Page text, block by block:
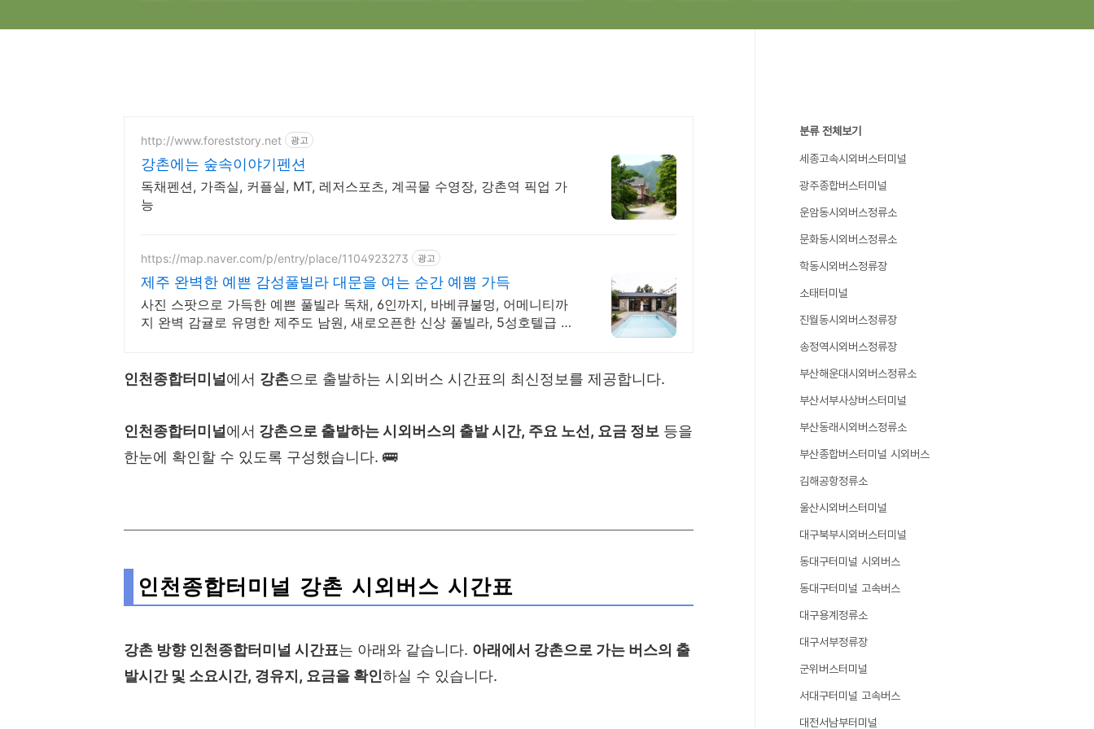
http://www.foreststory.net 광고
강촌에는 숲속이야기펜션
독채펜션, 가족실, 커플실, MT, 레저스포츠, 계곡물 수영장, 강촌역 픽업 가
능
https://map.naver.com/p/entry/place/1104923273 광고
제주 완벽한 예쁜 감성풀빌라 대문을 여는 순간 예쁨 가득
사진 스팟으로 가득한 예쁜 풀빌라 독채, 6인까지, 바베큐불멍, 어메니티까
지 완벽 감귤로 유명한 제주도 남원, 새로오픈한 신상 풀빌라, 5성호텔급 시
인천종합터미널에서 강촌으로 출발하는 시외버스 시간표의 최신정보를 제공합니다.
인천종합터미널에서 강촌으로 출발하는 시외버스의 출발 시간, 주요 노선, 요금 정보 등을
한눈에 확인할 수 있도록 구성했습니다. 🚌
인천종합터미널 강촌 시외버스 시간표
강촌 방향 인천종합터미널 시간표는 아래와 같습니다. 아래에서 강촌으로 가는 버스의 출
발시간 및 소요시간, 경유지, 요금을 확인하실 수 있습니다.
분류 전체보기
세종고속시외버스터미널
광주종합버스터미널
운암동시외버스정류소
문화동시외버스정류소
학동시외버스정류장
소태터미널
진월동시외버스정류장
송정역시외버스정류장
부산해운대시외버스정류소
부산서부사상버스터미널
부산동래시외버스정류소
부산종합버스터미널 시외버스
김해공항정류소
울산시외버스터미널
대구북부시외버스터미널
동대구터미널 시외버스
동대구터미널 고속버스
대구용계정류소
대구서부정류장
군위버스터미널
서대구터미널 고속버스
대전서남부터미널